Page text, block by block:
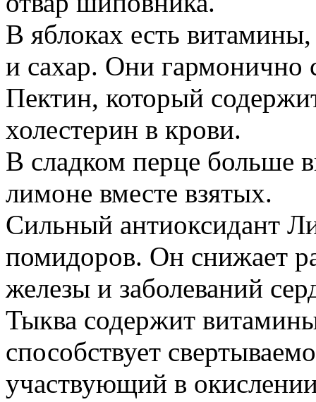
В яблоках есть
и сахар. Они гармонично
Пектин, который
холестерин в крови.
В сладком перце больше
лимоне вместе взятых.
Сильный антиоксидант
помидоров. Он снижает
железы и заболеваний
Тыква содержит
способствует
участвующий в